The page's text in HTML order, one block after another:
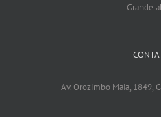
Grande
Av. Orozimbo Maia, 1849,